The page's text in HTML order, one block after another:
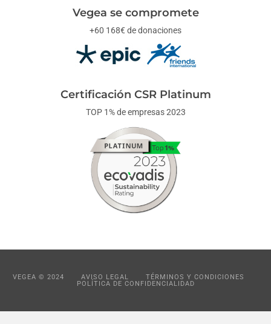
Vegea se compromete
+60 168€ de donaciones
Certificación CSR Platinum
TOP 1% de empresas 2023
VEGEA © 2024 AVISO LEGAL
TÉRMINOS Y CONDICIONES
POLÍTICA DE CONFIDENCIALIDAD